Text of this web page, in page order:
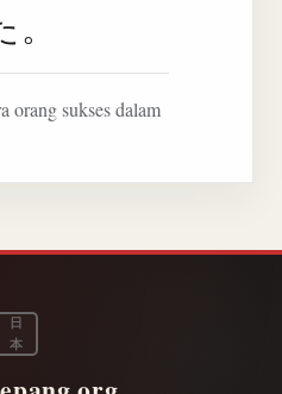
orang sukses dalam
日
本